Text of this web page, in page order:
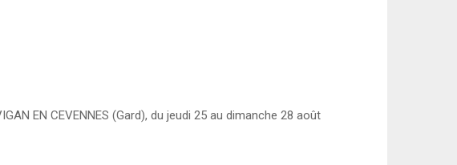
EN CEVENNES (Gard), du jeudi 25 au dimanche 28 août